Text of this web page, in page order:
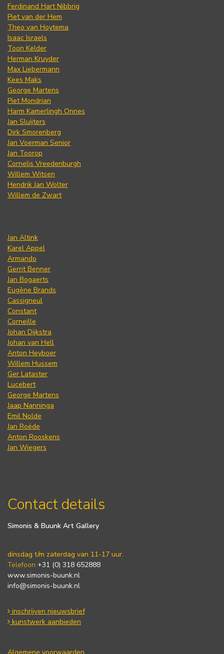
Ferdinand Hart Nibbrig
Piet van der Hem
Theo van Hoytema
Isaac Israels
Toon Kelder
Herman Kruyder
Max Liebermann
Kees Maks
George Martens
Piet Mondrian
Harm Kamerlingh Onnes
Jan Sluijters
Dirk Smorenberg
Jan Voerman Senior
Jan Toorop
Cornelis Vreedenburgh
Willem Witsen
Hendrik Jan Wolter
Willem de Zwart
Jan Altink
Karel Appel
Armando
Gerrit Benner
Jan Bogaerts
Eugène Brands
Cassigneul
Constant
Corneille
Johan Dijkstra
Johan van Hell
Anton Heyboer
Willem Hussem
Ger Lataster
Lucebert
George Martens
Jaap Nanninga
Emil Nolde
Jan Roëde
Anton Rooskens
Jan Wiegers
Contact details
Simonis & Buunk Art Gallery
dinsdag t/m zaterdag van 11-17 uur.
Telefoon +31 (0) 318 652888
www.simonis-buunk.nl
info@simonis-buunk.nl
inschrijven nieuwsbrief
kunstwerk aanbieden